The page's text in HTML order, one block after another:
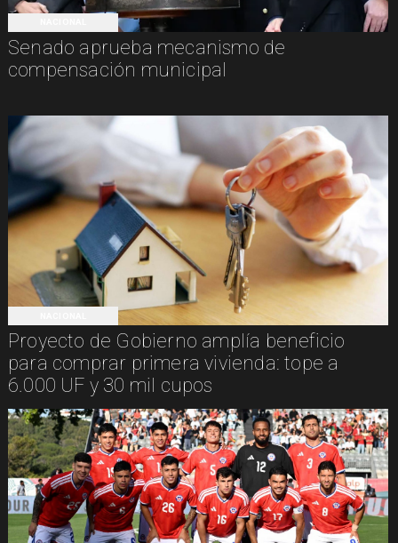
Senado aprueba mecanismo de
compensación municipal
Proyecto de Gobierno amplía beneficio
para comprar primera vivienda: tope a
6.000 UF y 30 mil cupos